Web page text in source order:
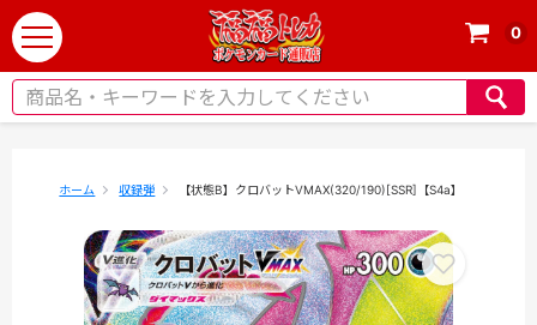
t
o
g
0
ホーム 収録弾 【状態B】クロバットVMAX(320/190)[SSR]【S4a】